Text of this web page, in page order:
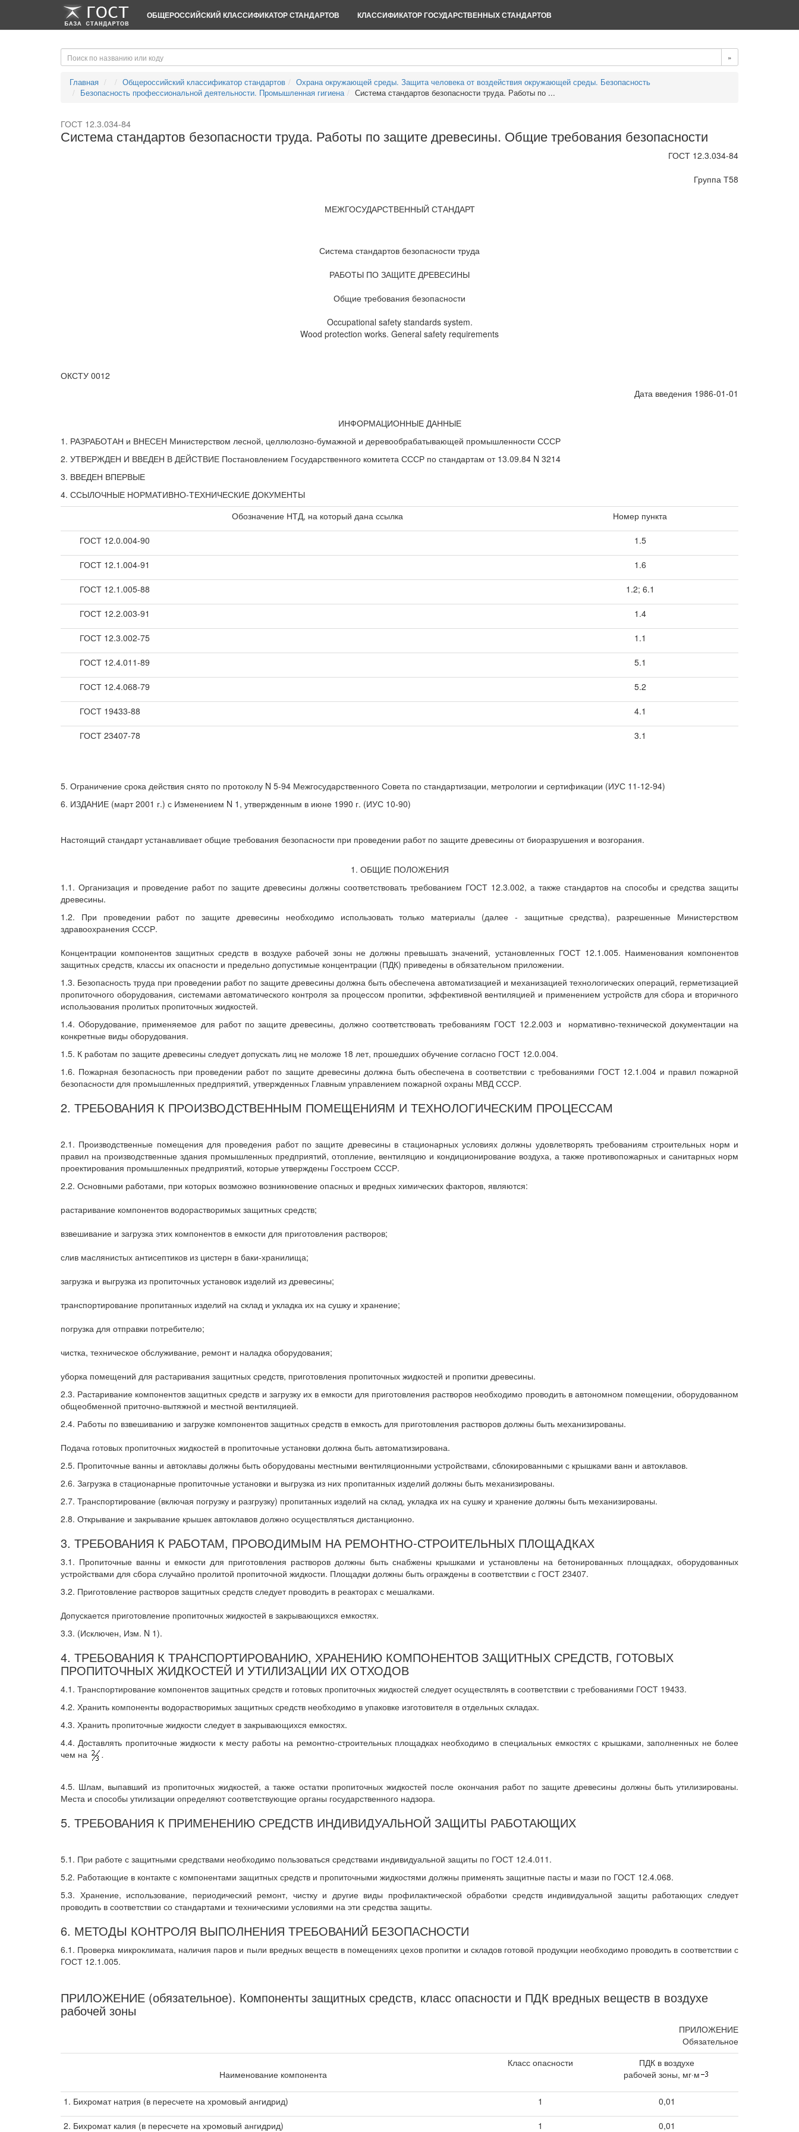
ОБЩЕРОССИЙСКИЙ КЛАССИФИКАТОР СТАНДАРТОВ КЛАССИФИКАТОР ГОСУДАРСТВЕННЫХ СТАНДАРТОВ
»
Главная Общероссийский классификатор стандартов
Охрана окружающей среды. Защита человека от воздействия окружающей среды. Безопасность
Безопасность профессиональной деятельности. Промышленная гигиена
Система стандартов безопасности труда. Работы по ...
ГОСТ 12.3.034-84
Система стандартов безопасности труда. Работы по защите древесины. Общие требования безопасности
ГОСТ 12.3.034-84
Группа Т58
МЕЖГОСУДАРСТВЕННЫЙ СТАНДАРТ
Система стандартов безопасности труда
РАБОТЫ ПО ЗАЩИТЕ ДРЕВЕСИНЫ
Общие требования безопасности
Occupational safety standards system.
Wood protection works. General safety requirements
ОКСТУ 0012
Дата введения 1986-01-01
ИНФОРМАЦИОННЫЕ ДАННЫЕ
1. РАЗРАБОТАН и ВНЕСЕН Министерством лесной, целлюлозно-бумажной и деревообрабатывающей промышленности СССР
2. УТВЕРЖДЕН И ВВЕДЕН В ДЕЙСТВИЕ Постановлением Государственного комитета СССР по стандартам от 13.09.84 N 3214
3. ВВЕДЕН ВПЕРВЫЕ
4. ССЫЛОЧНЫЕ НОРМАТИВНО-ТЕХНИЧЕСКИЕ ДОКУМЕНТЫ
Обозначение НТД, на который дана ссылка
Номер пункта
ГОСТ 12.0.004-90 1.5
ГОСТ 12.1.004-91 1.6
ГОСТ 12.1.005-88 1.2; 6.1
ГОСТ 12.2.003-91 1.4
ГОСТ 12.3.002-75 1.1
ГОСТ 12.4.011-89 5.1
ГОСТ 12.4.068-79 5.2
ГОСТ 19433-88 4.1
ГОСТ 23407-78 3.1
5. Ограничение срока действия снято по протоколу N 5-94 Межгосударственного Совета по стандартизации, метрологии и сертификации (ИУС 11-12-94)
6. ИЗДАНИЕ (март 2001 г.) с Изменением N 1, утвержденным в июне 1990 г. (ИУС 10-90)
Настоящий стандарт устанавливает общие требования безопасности при проведении работ по защите древесины от биоразрушения и возгорания.
1. ОБЩИЕ ПОЛОЖЕНИЯ
1.1. Организация и проведение работ по защите древесины должны соответствовать требованием ГОСТ 12.3.002, а также стандартов на способы и средства защиты
древесины.
1.2. При проведении работ по защите древесины необходимо использовать только материалы (далее - защитные средства), разрешенные Министерством
здравоохранения СССР.
Концентрации компонентов защитных средств в воздухе рабочей зоны не должны превышать значений, установленных ГОСТ 12.1.005. Наименования компонентов
защитных средств, классы их опасности и предельно допустимые концентрации (ПДК) приведены в обязательном приложении.
1.3. Безопасность труда при проведении работ по защите древесины должна быть обеспечена автоматизацией и механизацией технологических операций, герметизацией
пропиточного оборудования, системами автоматического контроля за процессом пропитки, эффективной вентиляцией и применением устройств для сбора и вторичного
использования пролитых пропиточных жидкостей.
1.4. Оборудование, применяемое для работ по защите древесины, должно соответствовать требованиям ГОСТ 12.2.003 и
нормативно-технической документации на
конкретные виды оборудования.
1.5. К работам по защите древесины следует допускать лиц не моложе 18 лет, прошедших обучение согласно ГОСТ 12.0.004.
1.6. Пожарная безопасность при проведении работ по защите древесины должна быть обеспечена в соответствии с требованиями ГОСТ 12.1.004 и правил пожарной
безопасности для промышленных предприятий, утвержденных Главным управлением пожарной охраны МВД СССР.
2. ТРЕБОВАНИЯ К ПРОИЗВОДСТВЕННЫМ ПОМЕЩЕНИЯМ И ТЕХНОЛОГИЧЕСКИМ ПРОЦЕССАМ
2.1. Производственные помещения для проведения работ по защите древесины в стационарных условиях должны удовлетворять требованиям строительных норм и
правил на производственные здания промышленных предприятий, отопление, вентиляцию и кондиционирование воздуха, а также противопожарных и санитарных норм
проектирования промышленных предприятий, которые утверждены Госстроем СССР.
2.2. Основными работами, при которых возможно возникновение опасных и вредных химических факторов, являются:
растаривание компонентов водорастворимых защитных средств;
взвешивание и загрузка этих компонентов в емкости для приготовления растворов;
слив маслянистых антисептиков из цистерн в баки-хранилища;
загрузка и выгрузка из пропиточных установок изделий из древесины;
транспортирование пропитанных изделий на склад и укладка их на сушку и хранение;
погрузка для отправки потребителю;
чистка, техническое обслуживание, ремонт и наладка оборудования;
уборка помещений для растаривания защитных средств, приготовления пропиточных жидкостей и пропитки древесины.
2.3. Растаривание компонентов защитных средств и загрузку их в емкости для приготовления растворов необходимо проводить в автономном помещении, оборудованном
общеобменной приточно-вытяжной и местной вентиляцией.
2.4. Работы по взвешиванию и загрузке компонентов защитных средств в емкость для приготовления растворов должны быть механизированы.
Подача готовых пропиточных жидкостей в пропиточные установки должна быть автоматизирована.
2.5. Пропиточные ванны и автоклавы должны быть оборудованы местными вентиляционными устройствами, сблокированными с крышками ванн и автоклавов.
2.6. Загрузка в стационарные пропиточные установки и выгрузка из них пропитанных изделий должны быть механизированы.
2.7. Транспортирование (включая погрузку и разгрузку) пропитанных изделий на склад, укладка их на сушку и хранение должны быть механизированы.
2.8. Открывание и закрывание крышек автоклавов должно осуществляться дистанционно.
3. ТРЕБОВАНИЯ К РАБОТАМ, ПРОВОДИМЫМ НА РЕМОНТНО-СТРОИТЕЛЬНЫХ ПЛОЩАДКАХ
3.1. Пропиточные ванны и емкости для приготовления растворов должны быть снабжены крышками и установлены на бетонированных площадках, оборудованных
устройствами для сбора случайно пролитой пропиточной жидкости. Площадки должны быть ограждены в соответствии с ГОСТ 23407.
3.2. Приготовление растворов защитных средств следует проводить в реакторах с мешалками.
Допускается приготовление пропиточных жидкостей в закрывающихся емкостях.
3.3. (Исключен, Изм. N 1).
4. ТРЕБОВАНИЯ К ТРАНСПОРТИРОВАНИЮ, ХРАНЕНИЮ КОМПОНЕНТОВ ЗАЩИТНЫХ СРЕДСТВ, ГОТОВЫХ
ПРОПИТОЧНЫХ ЖИДКОСТЕЙ И УТИЛИЗАЦИИ ИХ ОТХОДОВ
4.1. Транспортирование компонентов защитных средств и готовых пропиточных жидкостей следует осуществлять в соответствии с требованиями ГОСТ 19433.
4.2. Хранить компоненты водорастворимых защитных средств необходимо в упаковке изготовителя в отдельных складах.
4.3. Хранить пропиточные жидкости следует в закрывающихся емкостях.
4.4. Доставлять пропиточные жидкости к месту работы на ремонтно-строительных площадках необходимо в специальных емкостях с крышками, заполненных не более
чем на
.
4.5. Шлам, выпавший из пропиточных жидкостей, а также остатки пропиточных жидкостей после окончания работ по защите древесины должны быть утилизированы.
Места и способы утилизации определяют соответствующие органы государственного надзора.
5. ТРЕБОВАНИЯ К ПРИМЕНЕНИЮ СРЕДСТВ ИНДИВИДУАЛЬНОЙ ЗАЩИТЫ РАБОТАЮЩИХ
5.1. При работе с защитными средствами необходимо пользоваться средствами индивидуальной защиты по ГОСТ 12.4.011.
5.2. Работающие в контакте с компонентами защитных средств и пропиточными жидкостями должны применять защитные пасты и мази по ГОСТ 12.4.068.
5.3. Хранение, использование, периодический ремонт, чистку и другие виды профилактической обработки средств индивидуальной защиты работающих следует
проводить в соответствии со стандартами и техническими условиями на эти средства защиты.
6. МЕТОДЫ КОНТРОЛЯ ВЫПОЛНЕНИЯ ТРЕБОВАНИЙ БЕЗОПАСНОСТИ
6.1. Проверка микроклимата, наличия паров и пыли вредных веществ в помещениях цехов пропитки и складов готовой продукции необходимо проводить в соответствии с
ГОСТ 12.1.005.
ПРИЛОЖЕНИЕ (обязательное). Компоненты защитных средств, класс опасности и ПДК вредных веществ в воздухе
рабочей зоны
ПРИЛОЖЕНИЕ
Обязательное
Наименование компонента
Класс опасности
ПДК в воздухе
рабочей зоны, мг·м
1. Бихромат натрия (в пересчете на хромовый ангидрид) 1 0,01
2. Бихромат калия (в пересчете на хромовый ангидрид) 1 0,01